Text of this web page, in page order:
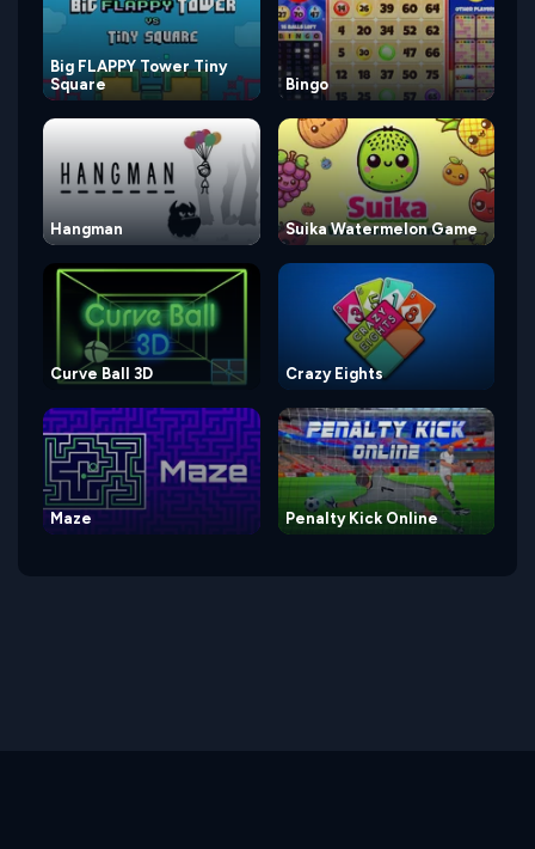
Big FLAPPY Tower Tiny
Square
Bingo
Hangman Suika Watermelon Game
Curve Ball 3D Crazy Eights
Maze Penalty Kick Online